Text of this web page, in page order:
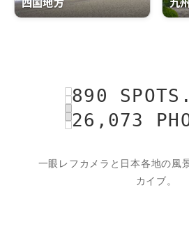
890 SPOTS.
26,073
一眼レフカメラと日本各地の風
カイブ。